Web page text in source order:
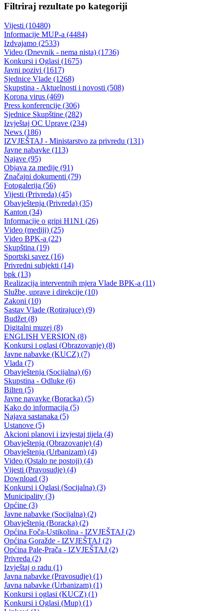
Obavijest o odrzavanju Javne rasprave o Programu novcanih
podsticaja u poljoprivredi za 2017. godinu
29.05.2017